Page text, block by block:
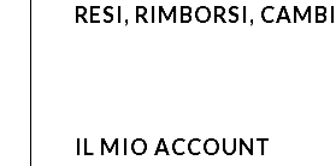
RESI, RIMBORSI, CAMBI
IL MIO ACCOUNT